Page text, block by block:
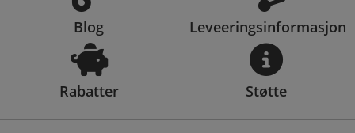
Blog Leveeringsinformasjon
Rabatter Støtte